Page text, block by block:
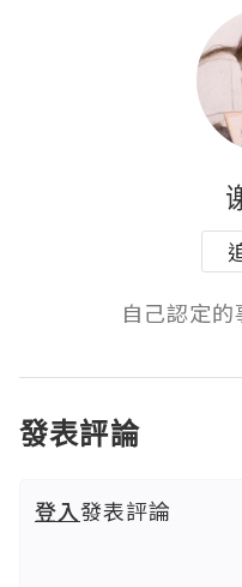
自己認定
發表評論
登入發表評論